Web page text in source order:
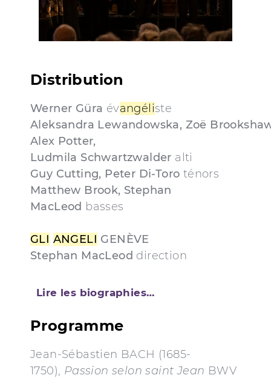
Distribution
Werner Güra évangéliste
Aleksandra Lewandowska, Zoë
Alex Potter,
Ludmila Schwartzwalder alti
Guy Cutting, Peter Di-Toro ténors
Matthew Brook, Stephan
MacLeod basses
GLI ANGELI GENÈVE
Stephan MacLeod direction
Lire les biographies…
Programme
Jean-Sébastien BACH (1685-
1750), Passion selon saint Jean BWV